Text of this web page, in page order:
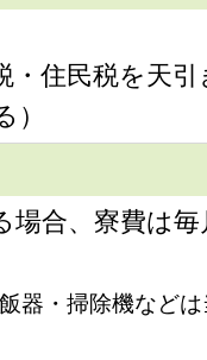
・住民税を天
場合、寮費は
器・掃除機など